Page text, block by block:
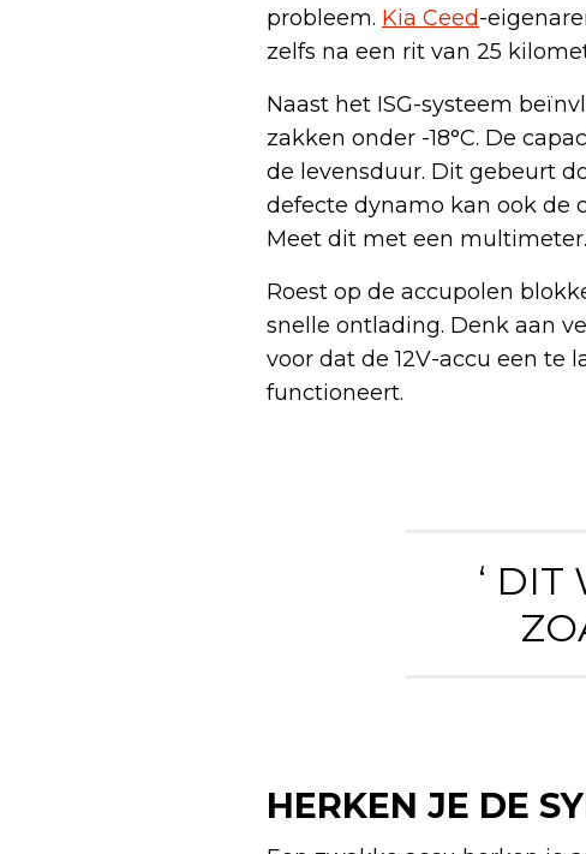
probleem. Kia Ceed-
zelfs na een rit van 25
Naast het ISG-systeem
zakken onder -18°C. De
de levensduur. Dit gebeurt
defecte dynamo kan ook de
Meet dit met een
Roest op de accupolen
snelle ontlading. Denk aan
voor dat de 12V-accu een te
functioneert.
‘
HERKEN JE DE